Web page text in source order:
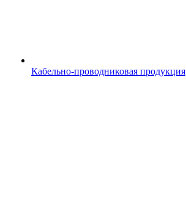
Кабельно-проводниковая продукция